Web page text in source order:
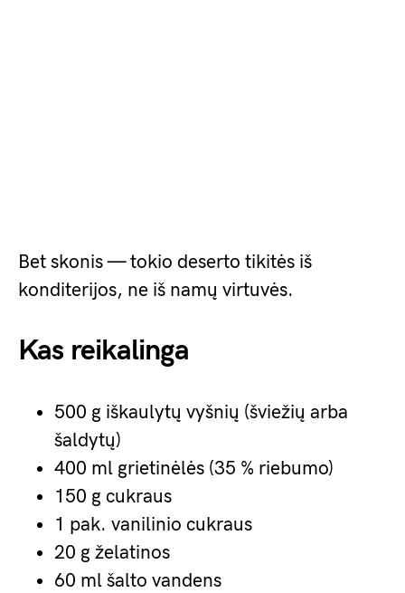
Bet skonis — tokio deserto tikitės iš
konditerijos, ne iš namų virtuvės.
Kas reikalinga
500 g iškaulytų vyšnių (šviežių arba
šaldytų)
400 ml grietinėlės (35 % riebumo)
150 g cukraus
1 pak. vanilinio cukraus
20 g želatinos
60 ml šalto vandens